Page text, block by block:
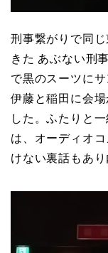
刑事繋がりで同
きた あぶない刑
で黒のスーツに
伊藤と稲田に会
した。ふたりと
は、オーディオ
けない裏話もあ